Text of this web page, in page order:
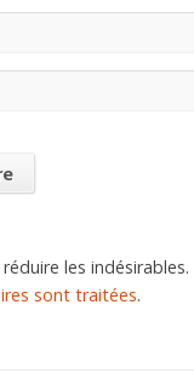
les indésirables.
sont traitées.